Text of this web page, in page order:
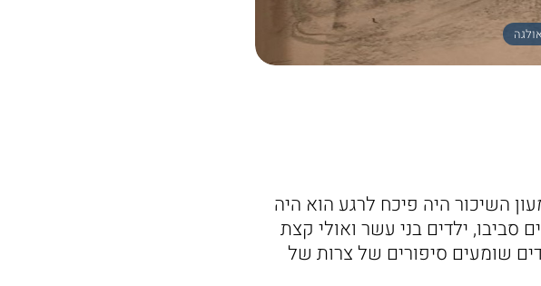
השיכור היה פיכח לרגע הוא היה
סביבו, ילדים בני עשר ואולי קצת
שומעים סיפורים של צרות של